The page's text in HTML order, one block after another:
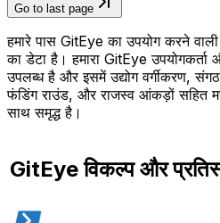
Go to last page
हमारे पास GitEye का उपयोग करने
का डेटा है। हमारा GitEye
उपलब्ध है और इसमें उद्योग वर्गीकरण,
फंडिंग राउंड, और राजस्व आंकड़ों सहित
साथ समृद्ध है।
GitEye विकल्प और